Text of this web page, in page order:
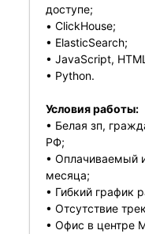
доступе;
• ClickHouse;
• ElasticSearch;
• JavaScript,
• Python.
Условия работы:
• Белая зп,
РФ;
• Оплачиваемый
месяца;
• Гибкий график
• Отсутствие
• Офис в центре